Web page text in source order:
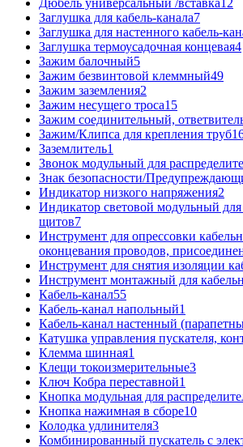
Заглушка для кабель-канала7
Заглушка для настенного кабель-
Заглушка термоусадочная концевая4
Зажим балочный5
Зажим безвинтовой клеммный49
Зажим заземления2
Зажим несущего троса15
Зажим соединительный,
Зажим/Клипса для крепления труб
Заземлитель1
Звонок модульный для
Знак безопасности/
Индикатор низкого напряжения2
Индикатор световой модульный
щитов7
Инструмент для опрессовки
оконцевания проводов,
Инструмент для снятия изоляции
Инструмент монтажный для
Кабель-канал55
Кабель-канал напольный1
Кабель-канал настенный
Катушка управления пускателя,
Клемма шинная1
Клещи токоизмерительные3
Ключ Кобра переставной1
Кнопка модульная для
Кнопка нажимная в сборе10
Колодка удлинителя3
Комбинированный пускатель с